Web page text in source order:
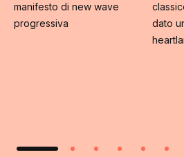
manifesto di new wave
progressiva
dato